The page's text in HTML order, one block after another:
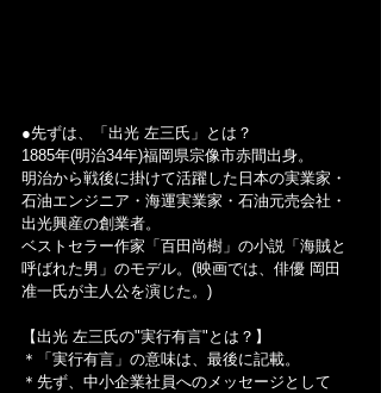
●先ずは、「出光 左三氏」とは？
1885年(明治34年)福岡県宗像市赤間出身。
明治から戦後に掛けて活躍した日本の実業家・
石油エンジニア・海運実業家・石油元売会社・
出光興産の創業者。
ベストセラー作家「百田尚樹」の小説「海賊と
呼ばれた男」のモデル。(映画では、俳優 岡田
准一氏が主人公を演じた。)
【出光 左三氏の"実行有言"とは？】
＊「実行有言」の意味は、最後に記載。
＊先ず、中小企業社員へのメッセージとして